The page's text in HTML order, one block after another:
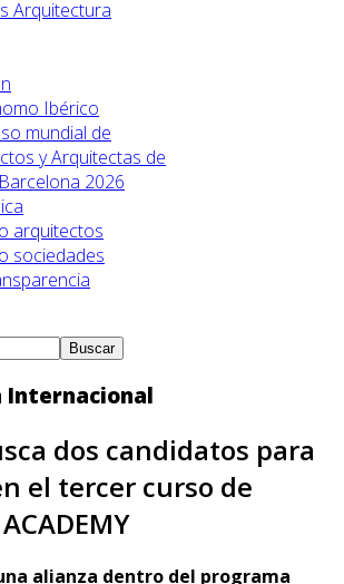
Arquitectura
Ibérico
mundial de
y Arquitectas de
2026
arquitectos
sociedades
Buscar
Internacional
dos candidatos para
el tercer curso de
una alianza dentro del programa